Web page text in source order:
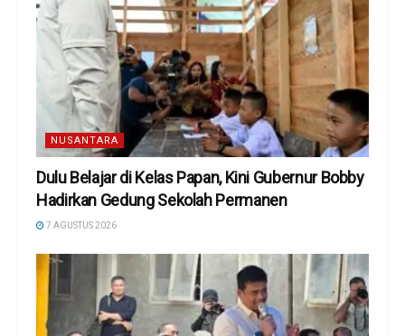
NUSANTARA
Dulu Belajar di Kelas Papan, Kini Gubernur Bobby
Hadirkan Gedung Sekolah Permanen
7 AGUSTUS 2026